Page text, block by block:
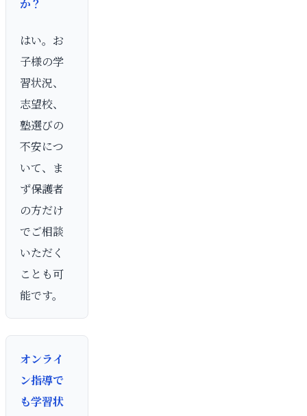
か？
はい。お
子様の学
習状況、
志望校、
塾選びの
不安につ
いて、ま
ず保護者
の方だけ
でご相談
いただく
ことも可
能です。
オンライ
ン指導で
も学習状